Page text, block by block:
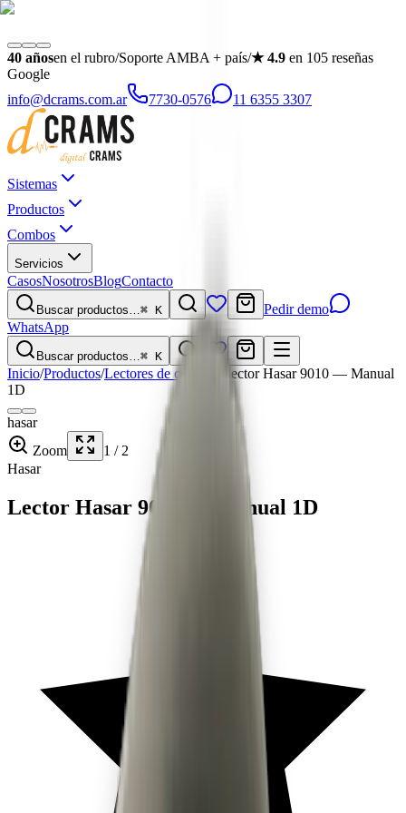
40 añosen el rubro/Soporte AMBA + país/★4.9 en 105 reseñas
Google
info@dcrams.com.ar
7730-0576 11 6355 3307
Sistemas
Productos
Combos
Servicios
CasosNosotrosBlogContacto
Buscar productos…⌘ K
Pedir demo
WhatsApp
Buscar productos…⌘ K
Inicio/Productos/Lectores de códigos
Lector Hasar 9010 — Manual
1D
hasar
Zoom
1 / 2
Hasar
Lector Hasar 9010 — Manual 1D